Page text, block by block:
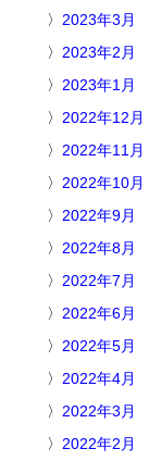
2023年3月
2023年2月
2023年1月
2022年12月
2022年11月
2022年10月
2022年9月
2022年8月
2022年7月
2022年6月
2022年5月
2022年4月
2022年3月
2022年2月